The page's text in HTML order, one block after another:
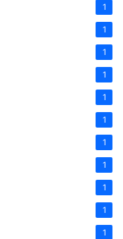
1
1
1
1
1
1
1
1
1
1
1